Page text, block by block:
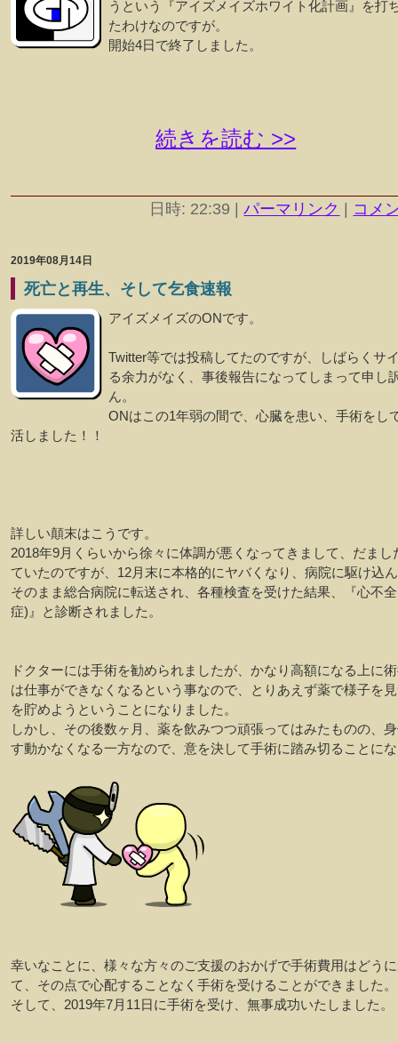
うという『アイズメイズホワイト化計画』を打
たわけなのですが。
開始4日で終了しました。
続きを読む >>
日時: 22:39 | パーマリンク | コメ
2019年08月14日
死亡と再生、そして乞食速報
アイズメイズのONです。
Twitter等では投稿してたのですが、しばらくサ
る余力がなく、事後報告になってしまって申し
ん。
ONはこの1年弱の間で、心臓を患い、手術をし
活しました！！
詳しい顛末はこうです。
2018年9月くらいから徐々に体調が悪くなってきまして、だまし
ていたのですが、12月末に本格的にヤバくなり、病院に駆け込
そのまま総合病院に転送され、各種検査を受けた結果、『心不
症)』と診断されました。
ドクターには手術を勧められましたが、かなり高額になる上に
は仕事ができなくなるという事なので、とりあえず薬で様子を
を貯めようということになりました。
しかし、その後数ヶ月、薬を飲みつつ頑張ってはみたものの、
す動かなくなる一方なので、意を決して手術に踏み切ることに
幸いなことに、様々な方々のご支援のおかげで手術費用はどう
て、その点で心配することなく手術を受けることができました。
そして、2019年7月11日に手術を受け、無事成功いたしました。